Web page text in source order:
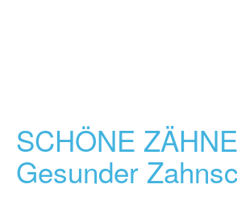
SCHÖNE
Gesunder